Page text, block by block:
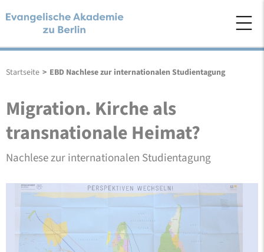
Startseite > EBD Nachlese zur internationalen Studientagung
Migration. Kirche als
transnationale Heimat?
Nachlese zur internationalen Studientagung